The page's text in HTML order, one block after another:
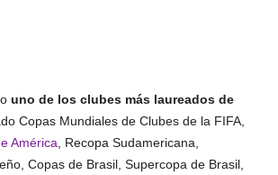
uno de los clubes más laureados de
Copas Mundiales de Clubes de la FIFA,
América , Recopa Sudamericana,
Copas de Brasil, Supercopa de Brasil,